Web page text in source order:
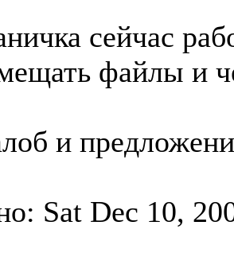
сейчас
файлы и
и
Sat Dec 10,